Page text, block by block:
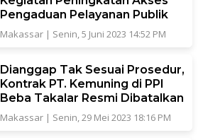
Pengaduan Pelayanan Publik
Makassar| Senin, 5 Juni 2023 14:52 PM
Dianggap Tak Sesuai Prosedur,
Kontrak PT. Kemuning di PPI
Beba Takalar Resmi Dibatalkan
Makassar| Senin, 29 Mei 2023 18:16 PM